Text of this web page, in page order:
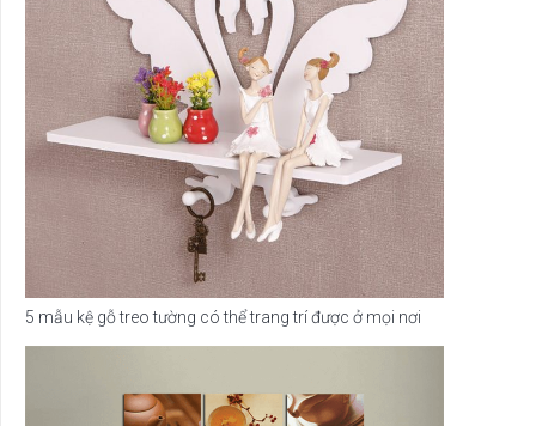
5 mẫu kệ gỗ treo tường có thể trang trí được ở mọi nơi